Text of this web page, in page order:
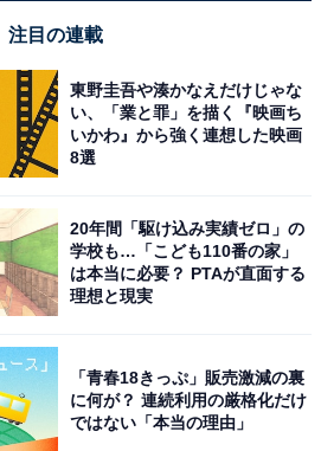
注目の連載
東野圭吾や湊かなえだけじゃな
い、「業と罪」を描く『映画ち
いかわ』から強く連想した映画
8選
20年間「駆け込み実績ゼロ」の
学校も…「こども110番の家」
は本当に必要？ PTAが直面する
理想と現実
「青春18きっぷ」販売激減の裏
に何が？ 連続利用の厳格化だけ
ではない「本当の理由」